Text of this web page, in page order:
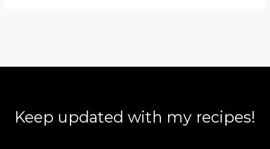
Keep updated with my recipes!